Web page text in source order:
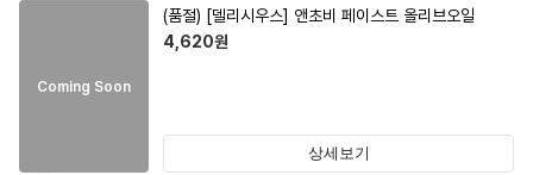
Coming Soon
(품절) [델리시우스] 앤초비 페이스트 올리브오일
4,620원
상세보기